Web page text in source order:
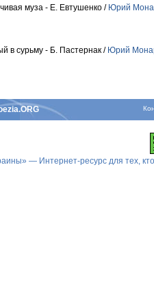
муза - Е. Евтушенко / Юрий
в сурьму - Б. Пастернак / Юрий
— Интернет-ресурс для тех,